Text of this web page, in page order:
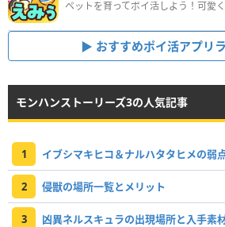
おすすめポイ活アプリ
モンハンストーリーズ3の人気記事
1 イブシマキヒコ＆ナルハタタヒメの弱
2 侵獣の場所一覧とメリット
3 凶異ネルスキュラの出現場所と入手素